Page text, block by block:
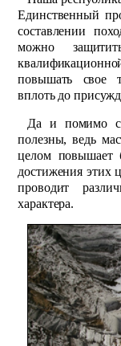
Единственный
составлении
можно
повышать свое
вплоть до
Да и помимо
полезны, ведь
целом повышает
достижения этих
проводит
характера.